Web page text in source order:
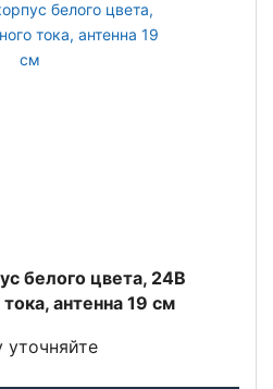
белого цвета, 24В
антенна 19 см
уточняйте